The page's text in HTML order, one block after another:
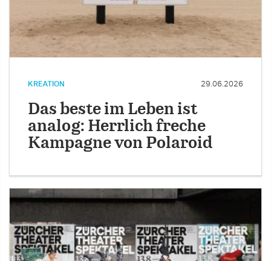
KREATION 29.06.2026
Das beste im Leben ist
analog: Herrlich freche
Kampagne von Polaroid